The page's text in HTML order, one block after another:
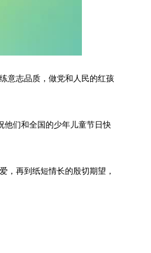
意志品质，做党和人民的红孩
他们和全国的少年儿童节日快
，再到纸短情长的殷切期望，